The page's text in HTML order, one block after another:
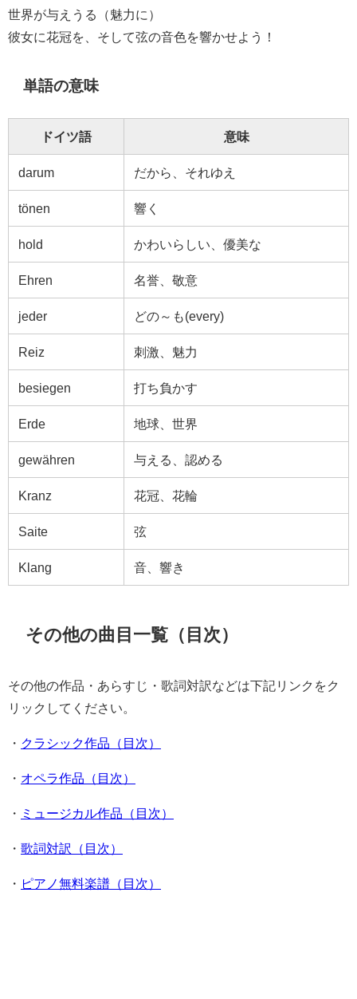
世界が与えうる（魅力に）
彼女に花冠を、そして弦の音色を響かせよう！
単語の意味
ドイツ語 意味
darum だから、それゆえ
tönen 響く
hold かわいらしい、優美な
Ehren 名誉、敬意
jeder どの～も(every)
Reiz 刺激、魅力
besiegen 打ち負かす
Erde 地球、世界
gewähren 与える、認める
Kranz 花冠、花輪
Saite 弦
Klang 音、響き
その他の曲目一覧（目次）
その他の作品・あらすじ・歌詞対訳などは下記リンクをク
リックしてください。
・ クラシック作品（目次）
・ オペラ作品（目次）
・ ミュージカル作品（目次）
・ 歌詞対訳（目次）
・ ピアノ無料楽譜（目次）